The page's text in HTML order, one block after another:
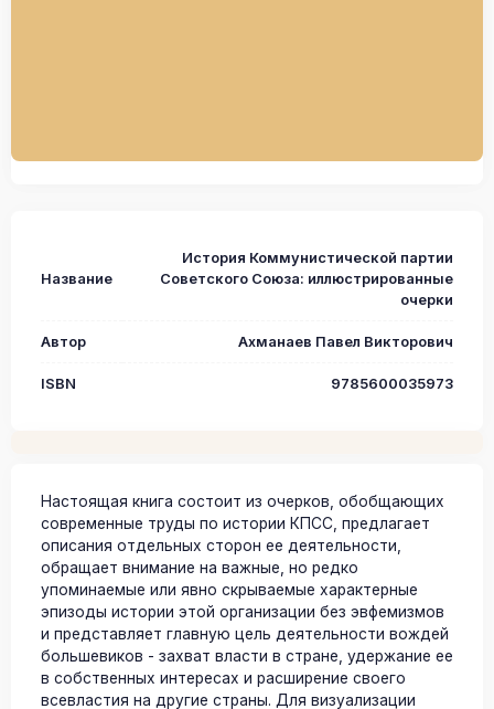
Название
История Коммунистической партии
Советского Союза: иллюстрированные
очерки
Автор Ахманаев Павел Викторович
ISBN 9785600035973
Настоящая книга состоит из очерков, обобщающих
современные труды по истории КПСС, предлагает
описания отдельных сторон ее деятельности,
обращает внимание на важные, но редко
упоминаемые или явно скрываемые характерные
эпизоды истории этой организации без эвфемизмов
и представляет главную цель деятельности вождей
большевиков - захват власти в стране, удержание ее
в собственных интересах и расширение своего
всевластия на другие страны. Для визуализации